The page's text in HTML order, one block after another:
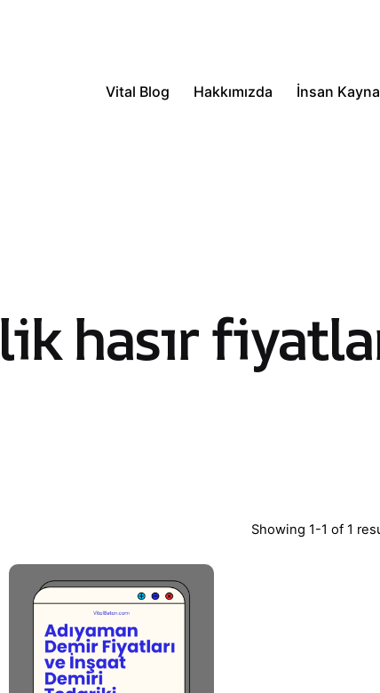
Vital Blog
Hakkımızda İnsan
hasır
Showing 1-1 of 1
Posted by